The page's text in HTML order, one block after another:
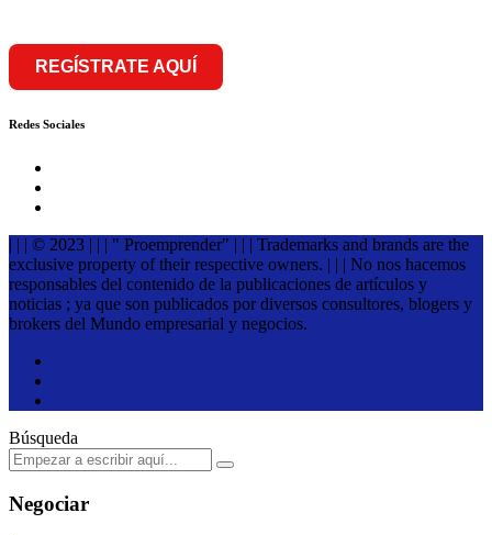
REGÍSTRATE AQUÍ
Redes Sociales
| | | © 2023 | | | " Proemprender" | | | Trademarks and brands are the
exclusive property of their respective owners. | | | No nos hacemos
responsables del contenido de la publicaciones de artículos y
noticias ; ya que son publicados por diversos consultores, blogers y
brokers del Mundo empresarial y negocios.
Búsqueda
Negociar